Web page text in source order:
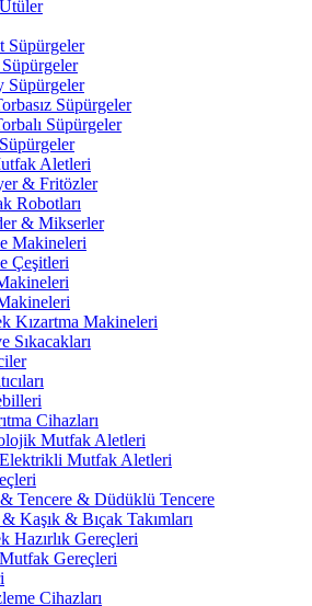
Süpürgeler
Süpürgeler
Süpürgeler
Süpürgeler
Süpürgeler
Aletleri
& Fritözler
Robotları
& Mikserler
Makineleri
Çeşitleri
Kızartma Makineleri
Sıkacakları
Cihazları
Mutfak Aletleri
Mutfak Aletleri
Tencere & Düdüklü Tencere
Kaşık & Bıçak Takımları
Hazırlık Gereçleri
Gereçleri
Cihazları